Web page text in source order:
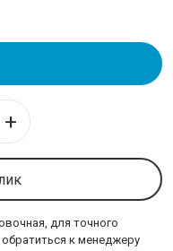
+
для точного
к менеджеру